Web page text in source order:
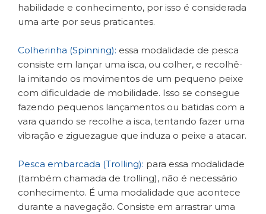
habilidade e conhecimento, por isso é considerada
uma arte por seus praticantes.
Colherinha (Spinning): essa modalidade de pesca
consiste em lançar uma isca, ou colher, e recolhê-
la imitando os movimentos de um pequeno peixe
com dificuldade de mobilidade. Isso se consegue
fazendo pequenos lançamentos ou batidas com a
vara quando se recolhe a isca, tentando fazer uma
vibração e ziguezague que induza o peixe a atacar.
Pesca embarcada (Trolling): para essa modalidade
(também chamada de trolling), não é necessário
conhecimento. É uma modalidade que acontece
durante a navegação. Consiste em arrastrar uma